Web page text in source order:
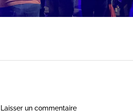
Laisser un commentaire